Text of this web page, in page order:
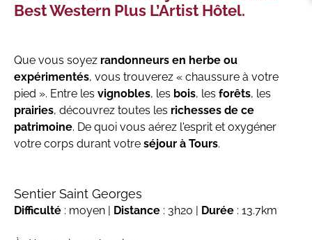
Best Western Plus L’Artist Hôtel.
Que vous soyez randonneurs en herbe ou
expérimentés, vous trouverez « chaussure à votre
pied ». Entre les vignobles, les bois, les forêts, les
prairies, découvrez toutes les richesses de ce
patrimoine. De quoi vous aérez l'esprit et oxygéner
votre corps durant votre séjour à Tours.
Sentier Saint Georges
Difficulté : moyen | Distance : 3h20 | Durée : 13.7km